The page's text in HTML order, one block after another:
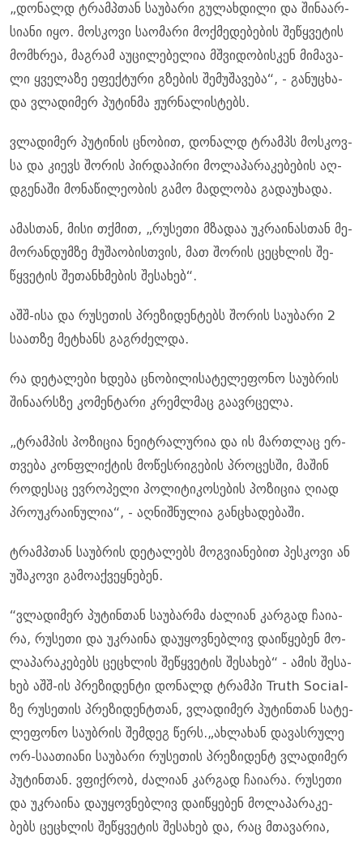
„დო­ნალდ ტრამ­პთან სა­უ­ბა­რი გუ­ლახ­დი­ლი და ში­ნა­არ­
სი­ა­ნი იყო. მოს­კო­ვი სა­ო­მა­რი მოქ­მე­დე­ბე­ბის შე­წყვე­ტის
მომ­ხრეა, მაგ­რამ აუ­ცი­ლე­ბე­ლია მშვი­დო­ბის­კენ მი­მა­ვა­
ლი ყვე­ლა­ზე ეფექ­ტუ­რი გზე­ბის შე­მუ­შა­ვე­ბა“, - გა­ნუ­ცხა­
და ვლა­დი­მერ პუ­ტინ­მა ჟურ­ნა­ლის­ტებს.
ვლა­დი­მერ პუ­ტი­ნის ცნო­ბით, დო­ნალდ ტრამპს მოს­კოვ­
სა და კი­ევს შო­რის პირ­და­პი­რი მო­ლა­პა­რა­კე­ბე­ბის აღ­
დგე­ნა­ში მო­ნა­წი­ლე­ო­ბის გამო მად­ლო­ბა გა­და­უ­ხა­და.
ამას­თან, მისი თქმით, „რუ­სე­თი მზა­დაა უკ­რა­ი­ნას­თან მე­
მო­რან­დუმ­ზე მუ­შა­ო­ბის­თვის, მათ შო­რის ცე­ცხლის შე­
წყვე­ტის შე­თან­ხმე­ბის შე­სა­ხებ“.
აშშ-ისა და რუ­სე­თის პრე­ზი­დენ­ტებს შო­რის სა­უ­ბა­რი 2
სა­ათ­ზე მეტ­ხანს გაგ­რძელ­და.
რა დე­ტა­ლე­ბი ხდე­ბა ცნო­ბი­ლისა­ტე­ლე­ფო­ნო სა­უბ­რის
ში­ნა­არსზე კო­მენ­ტა­რი კრემ­ლმაც გა­ავ­რცე­ლა.
„ტრამ­პის პო­ზი­ცია ნე­იტ­რა­ლუ­რია და ის მარ­თლაც ერ­
თვე­ბა კონ­ფლიქ­ტის მო­წეს­რი­გე­ბის პრო­ცეს­ში, მა­შინ
რო­დე­საც ევ­რო­პე­ლი პო­ლი­ტი­კო­სე­ბის პო­ზი­ცია ღიად
პრო­უკ­რა­ი­ნუ­ლია“, - აღ­ნიშ­ნუ­ლია გან­ცხა­დე­ბა­ში.
ტრამ­პთან სა­უბ­რის დე­ტა­ლებს მოგ­ვი­ა­ნე­ბით პეს­კო­ვი ან
უშა­კო­ვი გა­მო­აქ­ვეყ­ნე­ბენ.
“ვლა­დი­მერ პუ­ტინ­თან სა­უ­ბარ­მა ძა­ლი­ან კარ­გად ჩა­ი­ა­
რა, რუ­სე­თი და უკ­რა­ი­ნა და­უ­ყოვ­ნებ­ლივ და­ი­წყე­ბენ მო­
ლა­პა­რა­კე­ბებს ცე­ცხლის შე­წყვე­ტის შე­სა­ხებ“ - ამის შე­სა­
ხებ აშშ-ის პრე­ზი­დენ­ტი დო­ნალდ ტრამ­პი Truth Social-
ზე რუ­სე­თის პრე­ზი­დენ­ტთან, ვლა­დი­მერ პუ­ტინ­თან სა­ტე­
ლე­ფო­ნო სა­უბ­რის შემ­დეგ წერს.„ახ­ლა­ხან და­ვას­რუ­ლე
ორ-სა­ა­თი­ა­ნი სა­უ­ბა­რი რუ­სე­თის პრე­ზი­დენტ ვლა­დი­მერ
პუ­ტინ­თან. ვფიქ­რობ, ძა­ლი­ან კარ­გად ჩა­ი­ა­რა. რუ­სე­თი
და უკ­რა­ი­ნა და­უ­ყოვ­ნებ­ლივ და­ი­წყე­ბენ მო­ლა­პა­რა­კე­
ბებს ცე­ცხლის შე­წყვე­ტის შე­სა­ხებ და, რაც მთა­ვა­რია,